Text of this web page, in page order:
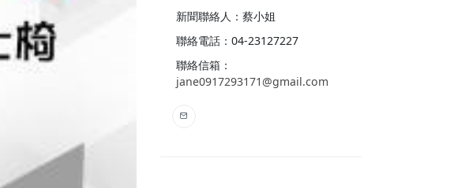
新聞聯絡人：蔡小姐
聯絡電話：04-23127227
聯絡信箱：
jane0917293171@gmail.com